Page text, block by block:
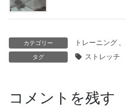
カテゴリー トレーニング 、
タグ ストレッチ
コメントを残す